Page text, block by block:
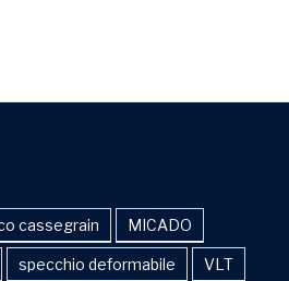
cassegrain MICADO
specchio deformabile VLT